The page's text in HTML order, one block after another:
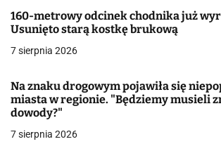
a
c
a
w
160-metrowy odcinek chodnika już
Usunięto starą kostkę brukową
7 sierpnia 2026
Na znaku drogowym pojawiła się
miasta w regionie. "Będziemy musieli
dowody?"
7 sierpnia 2026